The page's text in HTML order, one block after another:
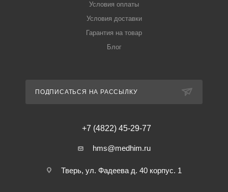
Условия оплаты
Условия доставки
Гарантия на товар
Блог
ПОДПИСАТЬСЯ НА РАССЫЛКУ
+7 (4822) 45-29-77
hms@medhim.ru
Тверь, ул. Фадеева д. 40 корпус. 1